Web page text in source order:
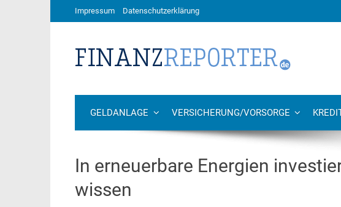
Impressum Datenschutzerklärung
GELDANLAGE VERSICHERUNG/VORSORGE
In erneuerbare Energien
wissen